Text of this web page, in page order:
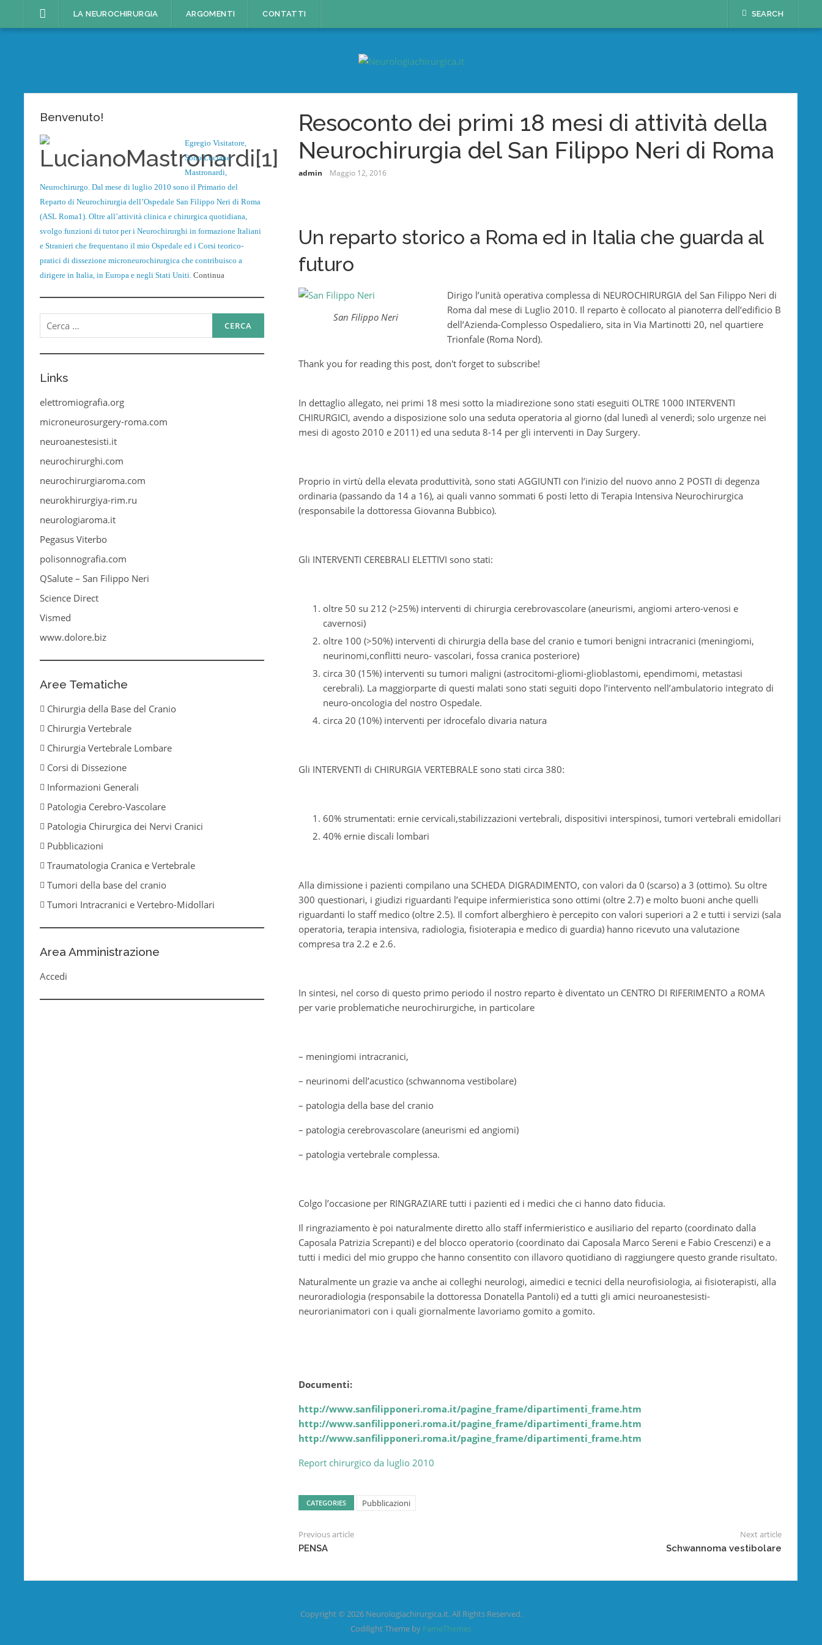
LA NEUROCHIRURGIA ARGOMENTI CONTATTI SEARCH
Resoconto dei primi 18 mesi di attività della
Neurochirurgia del San Filippo Neri di Roma
admin Maggio 12, 2016
Un reparto storico a Roma ed in Italia che guarda al
futuro
San Filippo Neri
Dirigo l’unità operativa complessa di NEUROCHIRURGIA del San Filippo Neri di
Roma dal mese di Luglio 2010. Il reparto è collocato al pianoterra dell’edificio B
dell’Azienda-Complesso Ospedaliero, sita in Via Martinotti 20, nel quartiere
Trionfale (Roma Nord).
Thank you for reading this post, don't forget to subscribe!
In dettaglio allegato, nei primi 18 mesi sotto la miadirezione sono stati eseguiti OLTRE 1000 INTERVENTI
CHIRURGICI, avendo a disposizione solo una seduta operatoria al giorno (dal lunedì al venerdì; solo urgenze nei
mesi di agosto 2010 e 2011) ed una seduta 8-14 per gli interventi in Day Surgery.
Proprio in virtù della elevata produttività, sono stati AGGIUNTI con l’inizio del nuovo anno 2 POSTI di degenza
ordinaria (passando da 14 a 16), ai quali vanno sommati 6 posti letto di Terapia Intensiva Neurochirurgica
(responsabile la dottoressa Giovanna Bubbico).
Gli INTERVENTI CEREBRALI ELETTIVI sono stati:
oltre 50 su 212 (>25%) interventi di chirurgia cerebrovascolare (aneurismi, angiomi artero-venosi e
cavernosi)
oltre 100 (>50%) interventi di chirurgia della base del cranio e tumori benigni intracranici (meningiomi,
neurinomi,conflitti neuro- vascolari, fossa cranica posteriore)
circa 30 (15%) interventi su tumori maligni (astrocitomi-gliomi-glioblastomi, ependimomi, metastasi
cerebrali). La maggiorparte di questi malati sono stati seguiti dopo l’intervento nell’ambulatorio integrato di
neuro-oncologia del nostro Ospedale.
circa 20 (10%) interventi per idrocefalo divaria natura
Gli INTERVENTI di CHIRURGIA VERTEBRALE sono stati circa 380:
60% strumentati: ernie cervicali,stabilizzazioni vertebrali, dispositivi interspinosi, tumori vertebrali emidollari
40% ernie discali lombari
Alla dimissione i pazienti compilano una SCHEDA DIGRADIMENTO, con valori da 0 (scarso) a 3 (ottimo). Su oltre
300 questionari, i giudizi riguardanti l’equipe infermieristica sono ottimi (oltre 2.7) e molto buoni anche quelli
riguardanti lo staff medico (oltre 2.5). Il comfort alberghiero è percepito con valori superiori a 2 e tutti i servizi (sala
operatoria, terapia intensiva, radiologia, fisioterapia e medico di guardia) hanno ricevuto una valutazione
compresa tra 2.2 e 2.6.
In sintesi, nel corso di questo primo periodo il nostro reparto è diventato un CENTRO DI RIFERIMENTO a ROMA
per varie problematiche neurochirurgiche, in particolare
– meningiomi intracranici,
– neurinomi dell’acustico (schwannoma vestibolare)
– patologia della base del cranio
– patologia cerebrovascolare (aneurismi ed angiomi)
– patologia vertebrale complessa.
Colgo l’occasione per RINGRAZIARE tutti i pazienti ed i medici che ci hanno dato fiducia.
Il ringraziamento è poi naturalmente diretto allo staff infermieristico e ausiliario del reparto (coordinato dalla
Caposala Patrizia Screpanti) e del blocco operatorio (coordinato dai Caposala Marco Sereni e Fabio Crescenzi) e a
tutti i medici del mio gruppo che hanno consentito con illavoro quotidiano di raggiungere questo grande risultato.
Naturalmente un grazie va anche ai colleghi neurologi, aimedici e tecnici della neurofisiologia, ai fisioterapisti, alla
neuroradiologia (responsabile la dottoressa Donatella Pantoli) ed a tutti gli amici neuroanestesisti-
neurorianimatori con i quali giornalmente lavoriamo gomito a gomito.
Documenti:
http://www.sanfilipponeri.roma.it/pagine_frame/dipartimenti_frame.htm
http://www.sanfilipponeri.roma.it/pagine_frame/dipartimenti_frame.htm
http://www.sanfilipponeri.roma.it/pagine_frame/dipartimenti_frame.htm
Report chirurgico da luglio 2010
CATEGORIES Pubblicazioni
Previous article
PENSA
Next article
Schwannoma vestibolare
Benvenuto!
Egregio Visitatore,
Sono Luciano
Mastronardi,
Neurochirurgo. Dal mese di luglio 2010 sono il Primario del
Reparto di Neurochirurgia dell’Ospedale San Filippo Neri di Roma
(ASL Roma1). Oltre all’attività clinica e chirurgica quotidiana,
svolgo funzioni di tutor per i Neurochirurghi in formazione Italiani
e Stranieri che frequentano il mio Ospedale ed i Corsi teorico-
pratici di dissezione microneurochirurgica che contribuisco a
dirigere in Italia, in Europa e negli Stati Uniti. Continua
Ricerca
per:
Links
elettromiografia.org
microneurosurgery-roma.com
neuroanestesisti.it
neurochirurghi.com
neurochirurgiaroma.com
neurokhirurgiya-rim.ru
neurologiaroma.it
Pegasus Viterbo
polisonnografia.com
QSalute – San Filippo Neri
Science Direct
Vismed
www.dolore.biz
Aree Tematiche
Chirurgia della Base del Cranio
Chirurgia Vertebrale
Chirurgia Vertebrale Lombare
Corsi di Dissezione
Informazioni Generali
Patologia Cerebro-Vascolare
Patologia Chirurgica dei Nervi Cranici
Pubblicazioni
Traumatologia Cranica e Vertebrale
Tumori della base del cranio
Tumori Intracranici e Vertebro-Midollari
Area Amministrazione
Accedi
Copyright © 2026 Neurologiachirurgica.it. All Rights Reserved.
Codilight Theme by FameThemes